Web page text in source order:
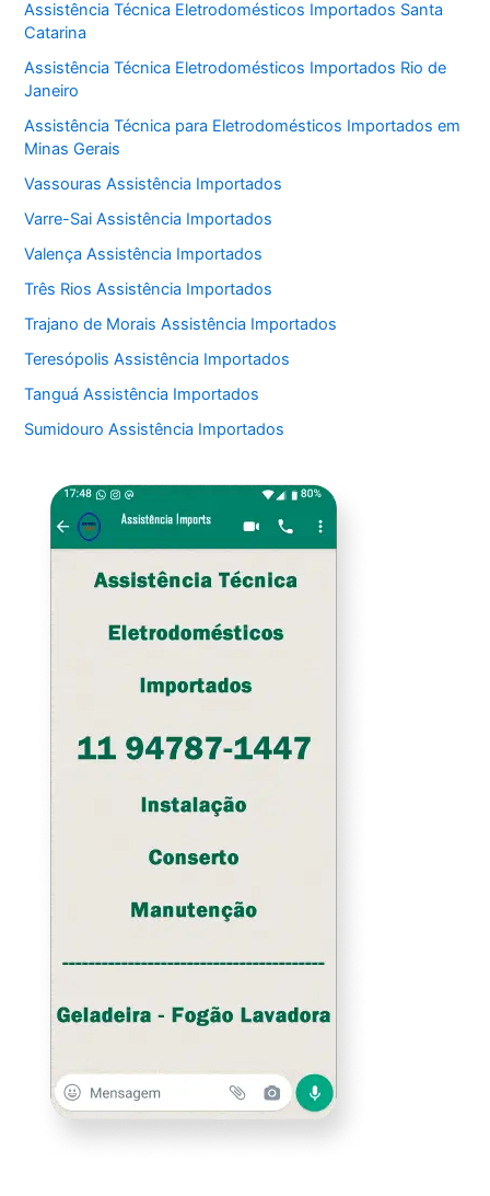
Assistência Técnica Eletrodomésticos Importados Santa
Catarina
Assistência Técnica Eletrodomésticos Importados Rio de
Janeiro
Assistência Técnica para Eletrodomésticos Importados em
Minas Gerais
Vassouras Assistência Importados
Varre-Sai Assistência Importados
Valença Assistência Importados
Três Rios Assistência Importados
Trajano de Morais Assistência Importados
Teresópolis Assistência Importados
Tanguá Assistência Importados
Sumidouro Assistência Importados